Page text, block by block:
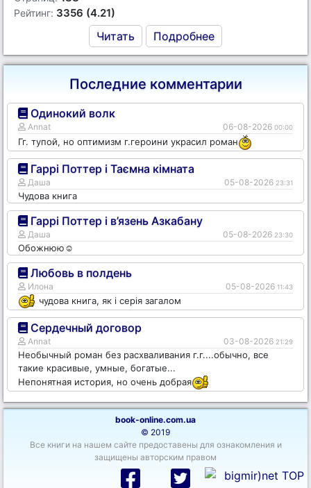
Рейтинг: 3356 (4.21)
Читать Подробнее
Последние комментарии
Одинокий волк
Annat 06-08-2026 00:00
Гг. тупой, но оптимизм г.героини украсил роман
Гаррі Поттер і Таємна кімната
Даша 05-08-2026 23:31
Чудова книга
Гаррі Поттер і в’язень Азкабану
Даша 05-08-2026 23:30
Обожнюю☺️
Любовь в полдень
Илона 05-08-2026 11:43
чудова книга, як і серія загалом
Сердечный договор
Annat 03-08-2026 21:29
Необычный роман без расхваливания г.г....обычно, все
такие красивые, умные, богатые...
Непонятная история, но очень добрая
book-online.com.ua
© 2019
Все книги на нашем сайте предоставены для ознакомления и
защищены авторским правом